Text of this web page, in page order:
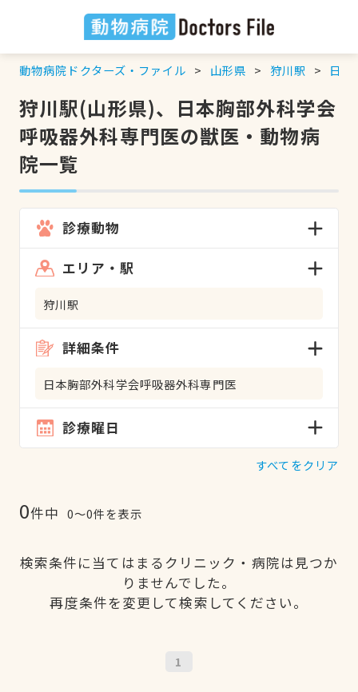
動物病院ドクターズ・ファイル 山形県 狩川駅 日本
狩川駅(山形県)、日本胸部外科学会
呼吸器外科専門医の獣医・動物病
院一覧
診療動物
エリア・駅
狩川駅
詳細条件
日本胸部外科学会呼吸器外科専門医
診療曜日
すべてをクリア
0件中 0〜0件を表示
検索条件に当てはまるクリニック・病院は見つか
りませんでした。
再度条件を変更して検索してください。
1